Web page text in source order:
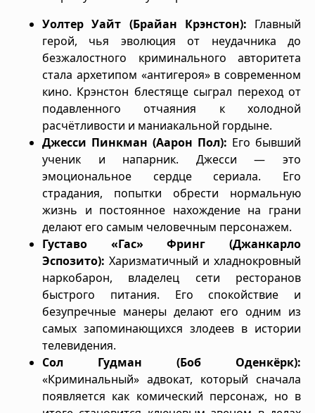
Уолтер Уайт (Брайан Крэнстон): Главный
герой, чья эволюция от неудачника до
безжалостного криминального авторитета
стала архетипом «антигероя» в современном
кино. Крэнстон блестяще сыграл переход от
подавленного отчаяния к холодной
расчётливости и маниакальной гордыне.
Джесси Пинкман (Аарон Пол): Его бывший
ученик и напарник. Джесси — это
эмоциональное сердце сериала. Его
страдания, попытки обрести нормальную
жизнь и постоянное нахождение на грани
делают его самым человечным персонажем.
Густаво «Гас» Фринг (Джанкарло
Эспозито): Харизматичный и хладнокровный
наркобарон, владелец сети ресторанов
быстрого питания. Его спокойствие и
безупречные манеры делают его одним из
самых запоминающихся злодеев в истории
телевидения.
Сол Гудман (Боб Оденкёрк):
«Криминальный» адвокат, который сначала
появляется как комический персонаж, но в